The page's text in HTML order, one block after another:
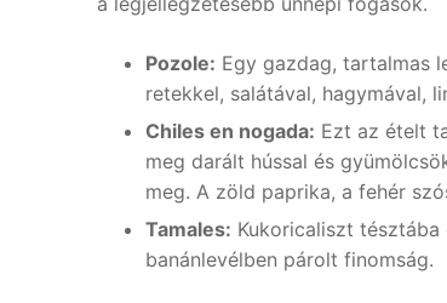
Pozole: Egy gazdag, tartalmas
retekkel, salátával, hagymával,
Chiles en nogada: Ezt az ételt
meg darált hússal és
meg. A zöld paprika, a fehér
Tamales: Kukoricaliszt
banánlevélben párolt finomság.